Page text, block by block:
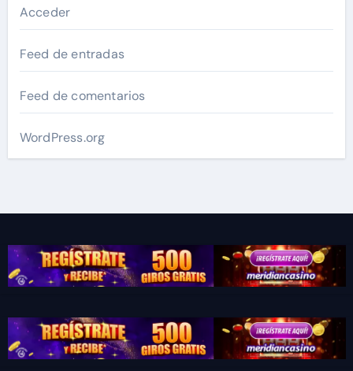
Acceder
Feed de entradas
Feed de comentarios
WordPress.org